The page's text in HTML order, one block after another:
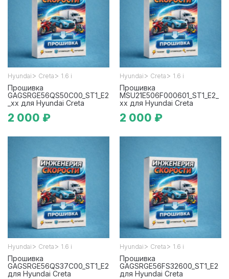
Hyundai > Creta > 1.6 i
Прошивка
GAGSRGE56QS50C00_ST1_E2
_xx для Hyundai Creta
2 000 ₽
Hyundai > Creta > 1.6 i
Прошивка
MSU21E506F000601_ST1_E2_
xx для Hyundai Creta
2 000 ₽
Hyundai > Creta > 1.6 i
Прошивка
GAGSRGE56QS37C00_ST1_E2
для Hyundai Creta
Hyundai > Creta > 1.6 i
Прошивка
GAGSRGE56FS32600_ST1_E2
для Hyundai Creta